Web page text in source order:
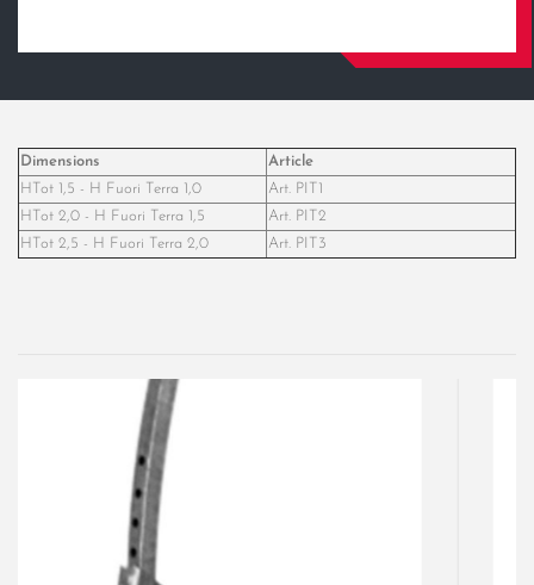
Dimensions
Article
HTot 1,5 - H Fuori Terra 1,0
Art. PIT1
HTot 2,0 - H Fuori Terra 1,5
Art. PIT2
HTot 2,5 - H Fuori Terra 2,0
Art. PIT3